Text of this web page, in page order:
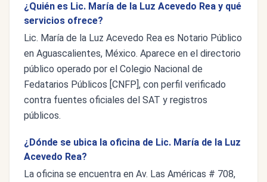
¿Quién es Lic. María de la Luz Acevedo Rea y qué
servicios ofrece?
Lic. María de la Luz Acevedo Rea es Notario Público
en Aguascalientes, México. Aparece en el directorio
público operado por el Colegio Nacional de
Fedatarios Públicos [CNFP], con perfil verificado
contra fuentes oficiales del SAT y registros
públicos.
¿Dónde se ubica la oficina de Lic. María de la Luz
Acevedo Rea?
La oficina se encuentra en Av. Las Américas # 708,